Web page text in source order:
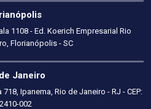
1108 - Ed. Koerich Empresarial Rio
Florianópolis - SC
Janeiro
Ipanema, Rio de Janeiro - RJ - CEP:
002